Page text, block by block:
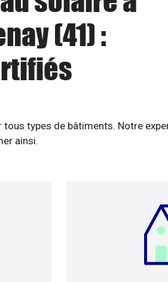
(41) :
types de bâtiments. Notre
ainsi.